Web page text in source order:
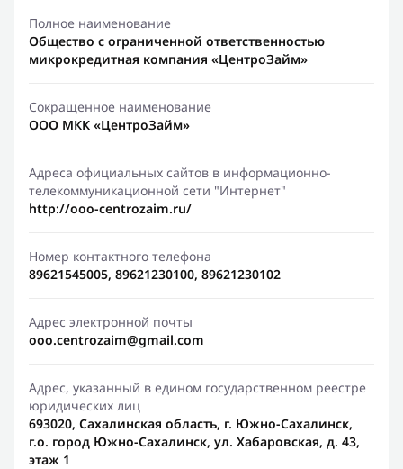
Полное наименование
Общество с ограниченной ответственностью
микрокредитная компания «ЦентроЗайм»
Сокращенное наименование
ООО МКК «ЦентроЗайм»
Адреса официальных сайтов в информационно-
телекоммуникационной сети "Интернет"
http://ooo-centrozaim.ru/
Номер контактного телефона
89621545005, 89621230100, 89621230102
Адрес электронной почты
ooo.centrozaim@gmail.com
Адрес, указанный в едином государственном реестре
юридических лиц
693020, Сахалинская область, г. Южно-Сахалинск,
г.о. город Южно-Сахалинск, ул. Хабаровская, д. 43,
этаж 1